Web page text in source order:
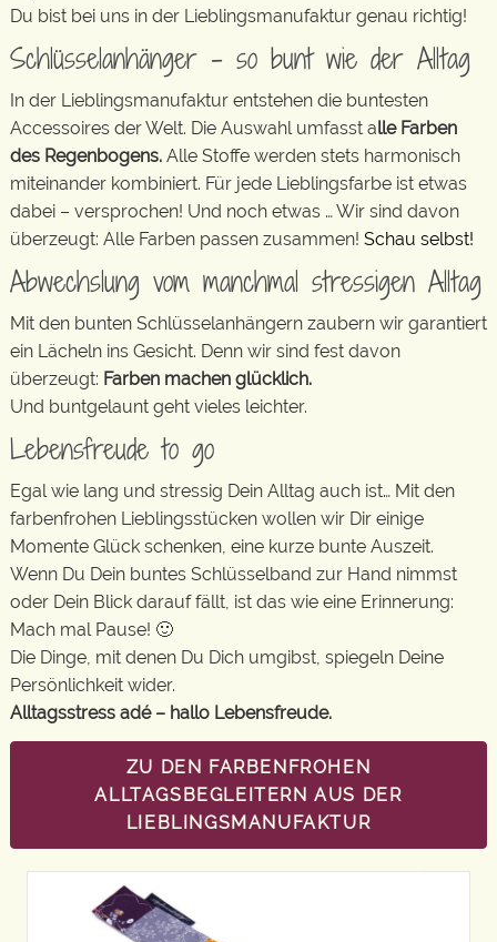
Du bist bei uns in der Lieblingsmanufaktur genau richtig!
Schlüsselanhänger – so bunt wie der Alltag
In der Lieblingsmanufaktur entstehen die buntesten
Accessoires der Welt. Die Auswahl umfasst alle Farben
des Regenbogens. Alle Stoffe werden stets harmonisch
miteinander kombiniert. Für jede Lieblingsfarbe ist etwas
dabei – versprochen! Und noch etwas … Wir sind davon
überzeugt: Alle Farben passen zusammen! Schau selbst!
Abwechslung vom manchmal stressigen Alltag
Mit den bunten Schlüsselanhängern zaubern wir garantiert
ein Lächeln ins Gesicht. Denn wir sind fest davon
überzeugt: Farben machen glücklich.
Und buntgelaunt geht vieles leichter.
Lebensfreude to go
Egal wie lang und stressig Dein Alltag auch ist… Mit den
farbenfrohen Lieblingsstücken wollen wir Dir einige
Momente Glück schenken, eine kurze bunte Auszeit.
Wenn Du Dein buntes Schlüsselband zur Hand nimmst
oder Dein Blick darauf fällt, ist das wie eine Erinnerung:
Mach mal Pause! 🙂
Die Dinge, mit denen Du Dich umgibst, spiegeln Deine
Persönlichkeit wider.
Alltagsstress adé – hallo Lebensfreude.
ZU DEN FARBENFROHEN
ALLTAGSBEGLEITERN AUS DER
LIEBLINGSMANUFAKTUR